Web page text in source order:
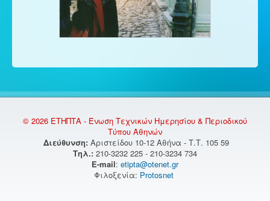
© 2026 ΕΤΗΠΤΑ - Ένωση Τεχνικών Ημερησίου & Περιοδικού
Τύπου Αθηνών
Διεύθυνση: Αριστείδου 10-12 Αθήνα - Τ.Τ. 105 59
Τηλ.: 210-3232 225 - 210-3234 734
E-mail: etipta@otenet.gr
Φιλοξενία: Protosnet